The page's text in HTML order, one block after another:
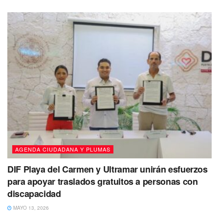
necesidades se cubran.
AGENDA CIUDADANA Y PLUMAS
DIF Playa del Carmen y Ultramar unirán esfuerzos
para apoyar traslados gratuitos a personas con
discapacidad
MAYO 13, 2026